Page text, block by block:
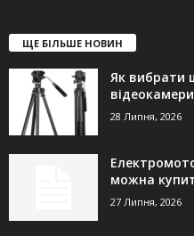
ЩЕ БІЛЬШЕ НОВИН
Як вибрати
відеокамери
28 Липня, 2026
можна
27 Липня, 2026